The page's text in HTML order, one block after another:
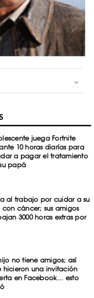
juega Fortnite
10 horas diarías para
a pagar el tratamiento
papá
al trabajo por cuidar a su
con cáncer; sus amigos
3000 horas extras por
no tiene amigos; así
hicieron una invitación
en Facebook… esto